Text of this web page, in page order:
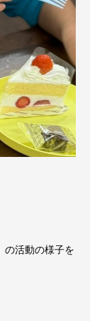
の活動の様子を